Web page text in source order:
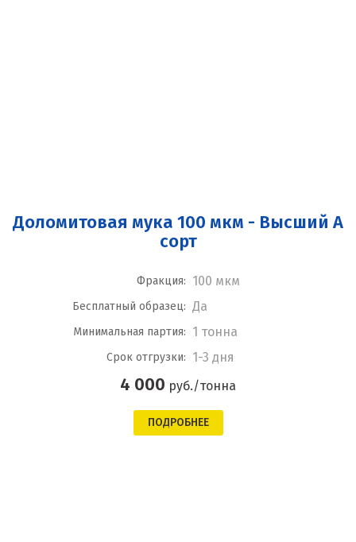
Доломитовая мука 100 мкм - Высший А
сорт
Фракция: 100 мкм
Бесплатный образец: Да
Минимальная партия: 1 тонна
Срок отгрузки: 1-3 дня
4 000 руб./тонна
ПОДРОБНЕЕ